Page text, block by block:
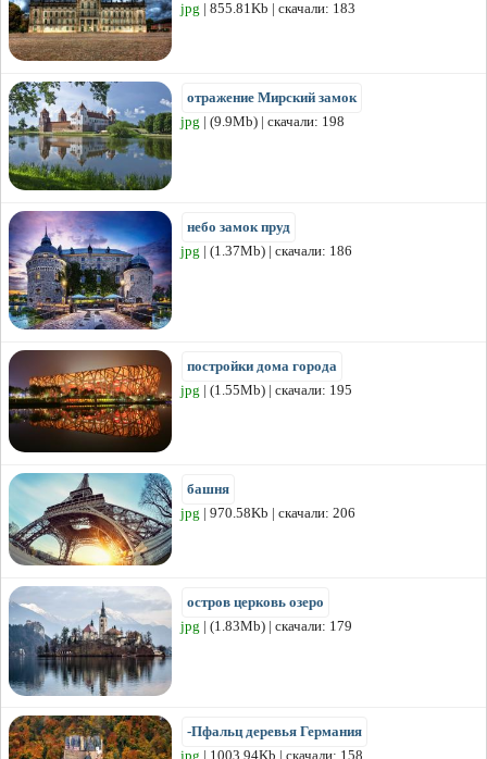
jpg | 855.81Kb | скачали: 183
отражение Мирский замок
jpg | (9.9Mb) | скачали: 198
небо замок пруд
jpg | (1.37Mb) | скачали: 186
постройки дома города
jpg | (1.55Mb) | скачали: 195
башня
jpg | 970.58Kb | скачали: 206
остров церковь озеро
jpg | (1.83Mb) | скачали: 179
-Пфальц деревья Германия
jpg | 1003.94Kb | скачали: 158